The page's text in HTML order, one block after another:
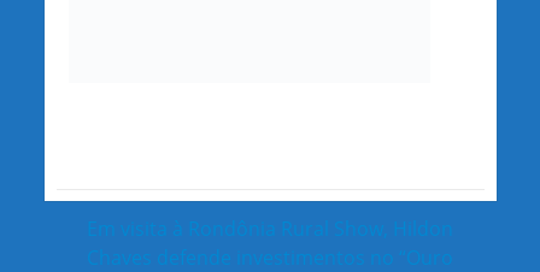
Em visita à Rondônia Rural Show, Hildon
Chaves defende investimentos no “Ouro